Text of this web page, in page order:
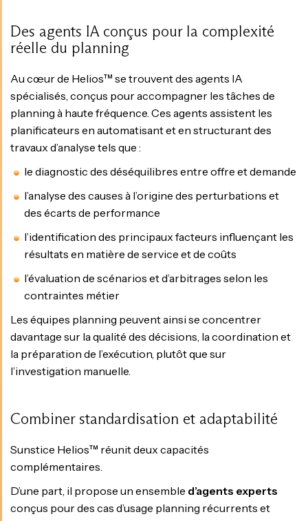
Des agents IA conçus pour la complexité
réelle du planning
Au cœur de Helios™ se trouvent des agents IA
spécialisés, conçus pour accompagner les tâches de
planning à haute fréquence. Ces agents assistent les
planificateurs en automatisant et en structurant des
travaux d’analyse tels que :
le diagnostic des déséquilibres entre offre et demande
l’analyse des causes à l’origine des perturbations et
des écarts de performance
l’identification des principaux facteurs influençant les
résultats en matière de service et de coûts
l’évaluation de scénarios et d’arbitrages selon les
contraintes métier
Les équipes planning peuvent ainsi se concentrer
davantage sur la qualité des décisions, la coordination et
la préparation de l’exécution, plutôt que sur
l’investigation manuelle.
Combiner standardisation et adaptabilité
Sunstice Helios™ réunit deux capacités
complémentaires.
D’une part, il propose un ensemble d’agents experts
conçus pour des cas d’usage planning récurrents et